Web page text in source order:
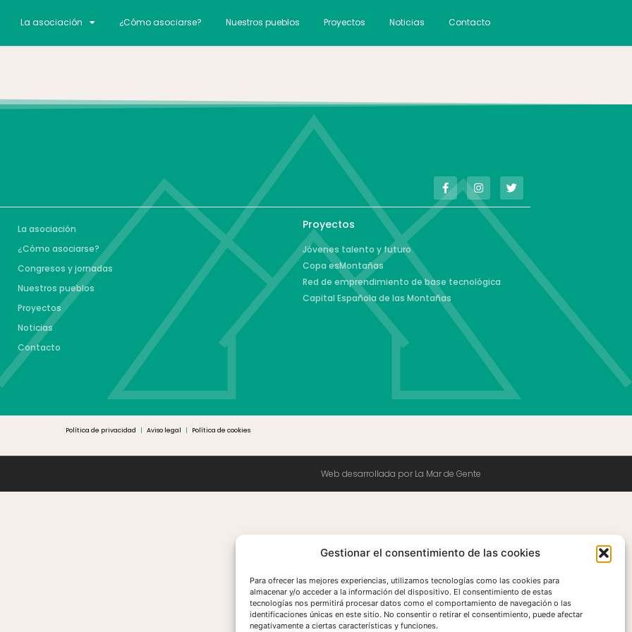
Gestionar el consentimiento de las cookies
Para ofrecer las mejores experiencias, utilizamos tecnologías como las cookies para
almacenar y/o acceder a la información del dispositivo. El consentimiento de estas
tecnologías nos permitirá procesar datos como el comportamiento de navegación o las
identificaciones únicas en este sitio. No consentir o retirar el consentimiento, puede afectar
negativamente a ciertas características y funciones.
La asociación ¿Cómo asociarse? Nuestros pueblos Proyectos Noticias Contacto
La asociación
¿Cómo asociarse?
Congresos y jornadas
Nuestros pueblos
Proyectos
Noticias
Contacto
Proyectos
Jóvenes talento y futuro
Copa esMontañas
Red de emprendimiento de base tecnológica
Capital Española de las Montañas
Política de privacidad | Aviso legal | Política de cookies
Web desarrollada por La Mar de Gente